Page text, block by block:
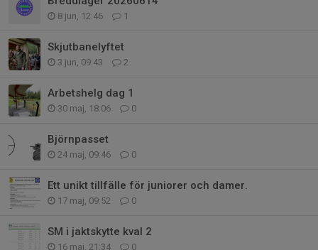
8 jun, 12:46 1
Skjutbanelyftet
3 jun, 09:43 2
Arbetshelg dag 1
30 maj, 18:06 0
Björnpasset
24 maj, 09:46 0
Ett unikt tillfälle för juniorer och damer.
17 maj, 09:52 0
SM i jaktskytte kval 2
16 maj, 21:34 0